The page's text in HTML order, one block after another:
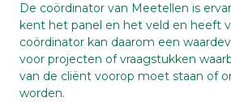
De coördinator van Meetellen is
kent het panel en het veld en heeft
coördinator kan daarom een
voor projecten of vraagstukken
van de cliënt voorop moet staan of
worden.